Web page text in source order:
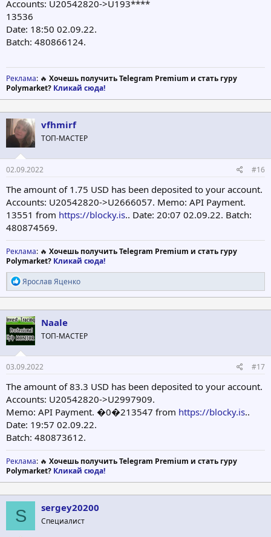
Accounts: U20542820->U193****
13536
Date: 18:50 02.09.22.
Batch: 480866124.
Реклама: 🔥 Хочешь получить Telegram Premium и стать гуру
Polymarket? Кликай сюда!
vfhmirf
ТОП-МАСТЕР
02.09.2022 #16
The amount of 1.75 USD has been deposited to your account.
Accounts: U20542820->U2666057. Memo: API Payment.
13551 from https://blocky.is.. Date: 20:07 02.09.22. Batch:
480874569.
Реклама: 🔥 Хочешь получить Telegram Premium и стать гуру
Polymarket? Кликай сюда!
Р
е
а
к
ц
и
и
:
Ярослав Яценко
Naale
ТОП-МАСТЕР
03.09.2022 #17
The amount of 83.3 USD has been deposited to your account.
Accounts: U20542820->U2997909.
Memo: API Payment. �0�213547 from https://blocky.is..
Date: 19:57 02.09.22.
Batch: 480873612.
Реклама: 🔥 Хочешь получить Telegram Premium и стать гуру
Polymarket? Кликай сюда!
S sergey20200
Специалист